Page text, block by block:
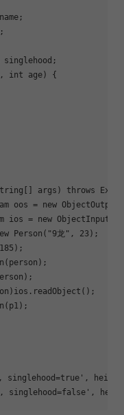
singlehood;
int age)
{
args) throws
oos = new
= new
Person( "9龙" , 23 );
185 );
singlehood=true',
singlehood=false',